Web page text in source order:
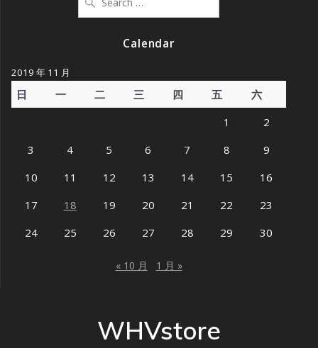
for:
Calendar
2019 年 11 月
日 一 二 三 四 五
六
1
2
3
4 5 6 7 8
9
10
11 12 13 14 15
16
17
18 19 20 21 22
23
24
25 26 27 28 29 30
« 10 月 1 月 »
WHVstore